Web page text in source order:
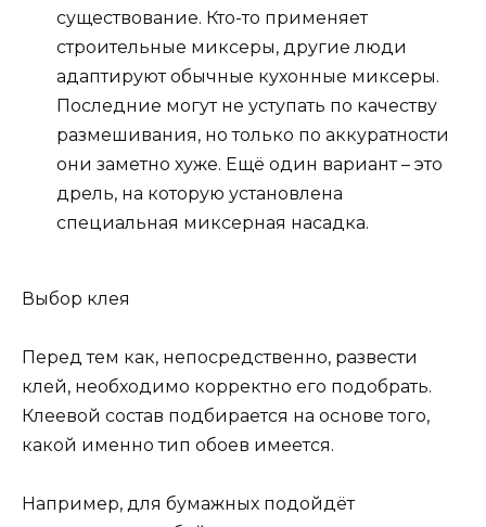
существование. Кто-то применяет
строительные миксеры, другие люди
адаптируют обычные кухонные миксеры.
Последние могут не уступать по качеству
размешивания, но только по аккуратности
они заметно хуже. Ещё один вариант – это
дрель, на которую установлена
специальная миксерная насадка.
Выбор клея
Перед тем как, непосредственно, развести
клей, необходимо корректно его подобрать.
Клеевой состав подбирается на основе того,
какой именно тип обоев имеется.
Например, для бумажных подойдёт